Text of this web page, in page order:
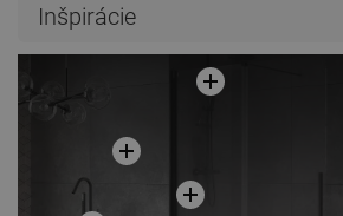
Inšpirácie